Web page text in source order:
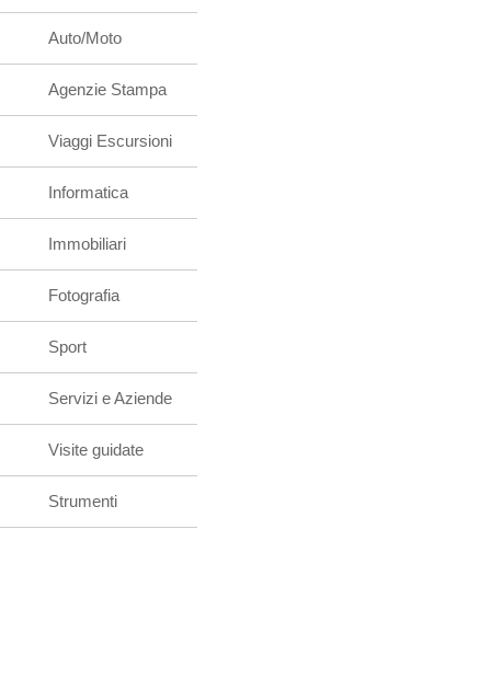
Auto/Moto
Agenzie Stampa
Viaggi Escursioni
Informatica
Immobiliari
Fotografia
Sport
Servizi e Aziende
Visite guidate
Strumenti